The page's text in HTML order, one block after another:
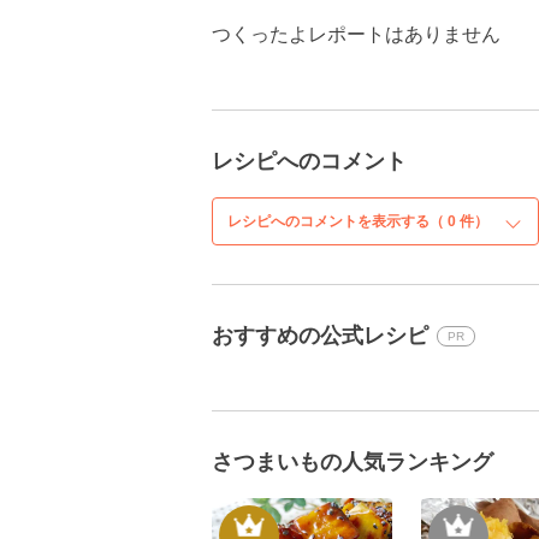
つくったよレポートはありません
レシピへのコメント
レシピへのコメントを表示する（ 0 件）
おすすめの公式レシピ PR
さつまいもの人気ランキング